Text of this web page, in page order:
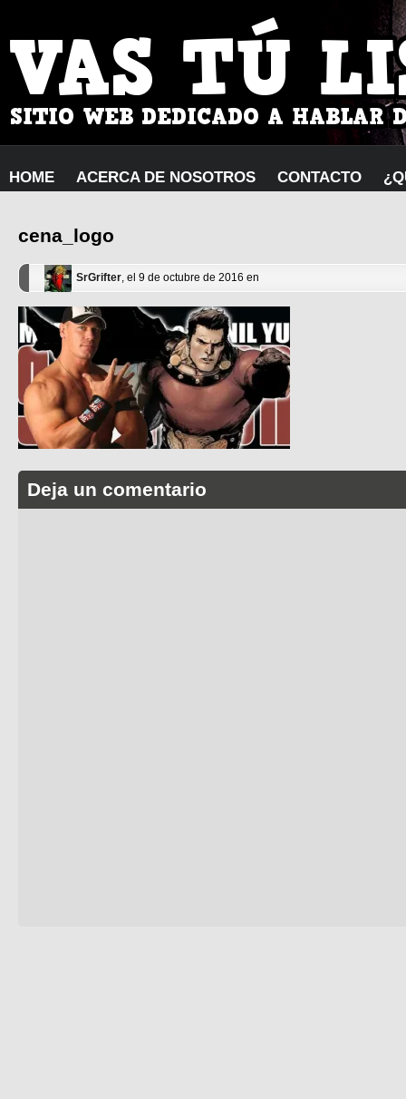
HOME ACERCA DE NOSOTROS CONTACTO
cena_logo
SrGrifter, el 9 de octubre de 2016 en
Deja un comentario